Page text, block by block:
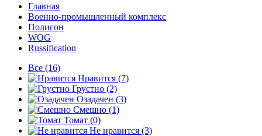
Главная
Военно-промышленный комплекс
Полигон
WOG
Russification
Все (16)
Нравится (7)
Грустно (2)
Озадачен (3)
Смешно (1)
Томат (0)
Не нравится (3)